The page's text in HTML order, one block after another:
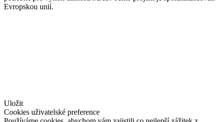
Evropskou unií.
Uložit
Cookies uživatelské preference